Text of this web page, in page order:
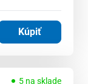
Kúpiť
5 na sklade